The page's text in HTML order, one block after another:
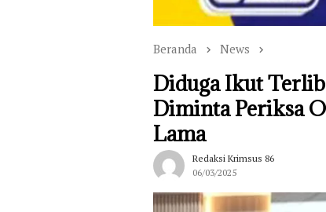
Beranda News
Diduga Ikut
Diminta Periksa
Lama
Redaksi Krimsus 86
06/03/2025